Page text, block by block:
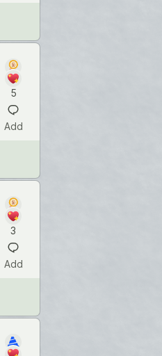
5
Add
3
Add